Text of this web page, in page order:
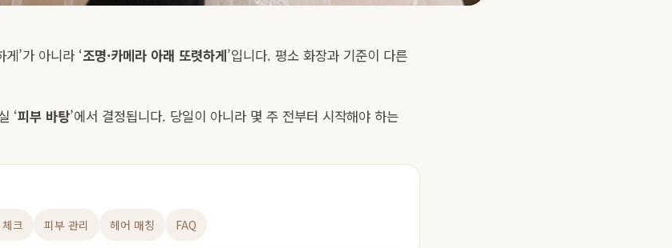
’가 아니라 ‘조명·카메라 아래 또렷하게’입니다. 평소 화장과 기준이 다른
‘피부 바탕’에서 결정됩니다. 당일이 아니라 몇 주 전부터 시작해야 하는
크 피부 관리 헤어 매칭 FAQ